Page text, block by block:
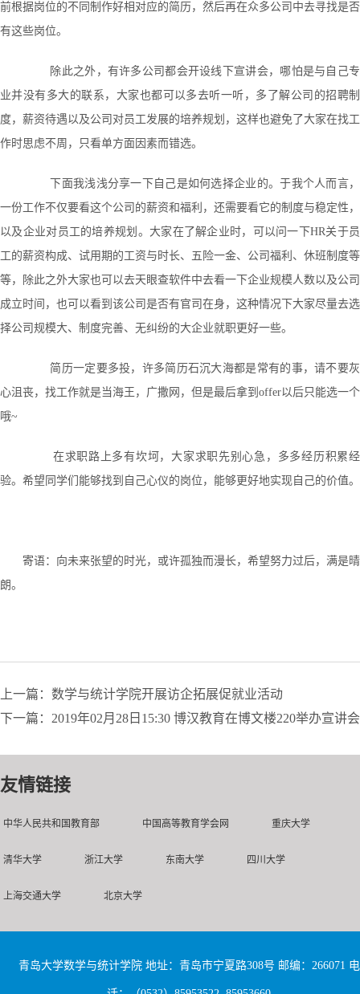
前根据岗位的不同制作好相对应的简历，然后再在众多公司中去寻找是否
有这些岗位。
除此之外，有许多公司都会开设线下宣讲会，哪怕是与自己专
业并没有多大的联系，大家也都可以多去听一听，多了解公司的招聘制
度，薪资待遇以及公司对员工发展的培养规划，这样也避免了大家在找工
作时思虑不周，只看单方面因素而错选。
下面我浅浅分享一下自己是如何选择企业的。于我个人而言，
一份工作不仅要看这个公司的薪资和福利，还需要看它的制度与稳定性，
以及企业对员工的培养规划。大家在了解企业时，可以问一下HR关于员
工的薪资构成、试用期的工资与时长、五险一金、公司福利、休班制度等
等，除此之外大家也可以去天眼查软件中去看一下企业规模人数以及公司
成立时间，也可以看到该公司是否有官司在身，这种情况下大家尽量去选
择公司规模大、制度完善、无纠纷的大企业就职更好一些。
简历一定要多投，许多简历石沉大海都是常有的事，请不要灰
心沮丧，找工作就是当海王，广撒网，但是最后拿到offer以后只能选一个
哦~
在求职路上多有坎坷，大家求职先别心急，多多经历积累经
验。希望同学们能够找到自己心仪的岗位，能够更好地实现自己的价值。
寄语：向未来张望的时光，或许孤独而漫长，希望努力过后，满是晴
朗。
上一篇：数学与统计学院开展访企拓展促就业活动
下一篇：2019年02月28日15:30 博汉教育在博文楼220举办宣讲会
友情链接
中华人民共和国教育部 中国高等教育学会网 重庆大学
清华大学 浙江大学 东南大学 四川大学
上海交通大学 北京大学
青岛大学数学与统计学院 地址：青岛市宁夏路308号 邮编：266071 电